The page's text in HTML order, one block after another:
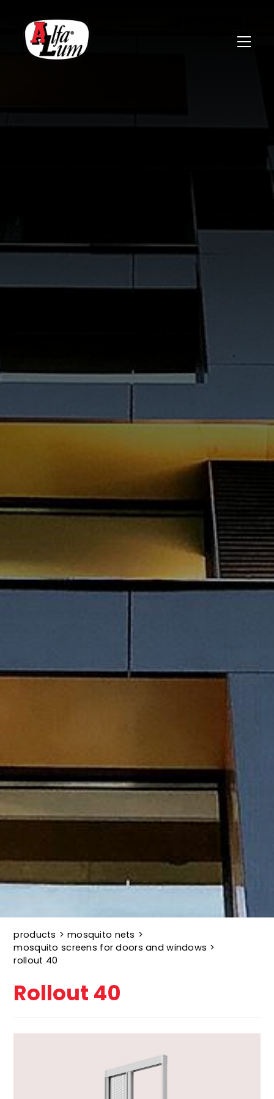
products > mosquito nets >
mosquito screens for doors and windows >
rollout 40
Rollout 40